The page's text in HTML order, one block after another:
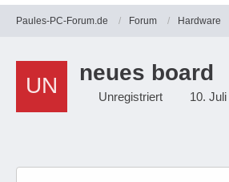
Paules-PC-Forum.de Forum Hardware
neues board
Unregistriert 10.